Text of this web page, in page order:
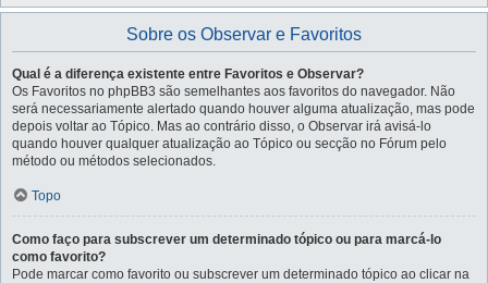
Sobre os Observar e Favoritos
Qual é a diferença existente entre Favoritos e Observar?
Os Favoritos no phpBB3 são semelhantes aos favoritos do navegador. Não
será necessariamente alertado quando houver alguma atualização, mas pode
depois voltar ao Tópico. Mas ao contrário disso, o Observar irá avisá-lo
quando houver qualquer atualização ao Tópico ou secção no Fórum pelo
método ou métodos selecionados.
Topo
Como faço para subscrever um determinado tópico ou para marcá-lo
como favorito?
Pode marcar como favorito ou subscrever um determinado tópico ao clicar na